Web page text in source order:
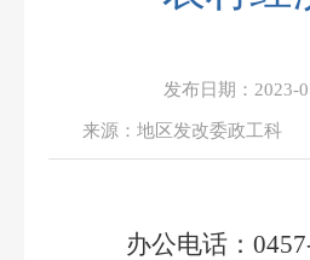
发布日期： 2023-
来源： 地区发改委政工科
办公电话：0457-